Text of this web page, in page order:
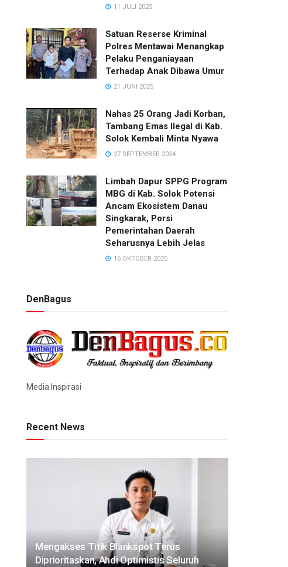
11 JULI 2025
Satuan Reserse Kriminal
Polres Mentawai Menangkap
Pelaku Penganiayaan
Terhadap Anak Dibawa Umur
21 JUNI 2025
Nahas 25 Orang Jadi Korban,
Tambang Emas Ilegal di Kab.
Solok Kembali Minta Nyawa
27 SEPTEMBER 2024
Limbah Dapur SPPG Program
MBG di Kab. Solok Potensi
Ancam Ekosistem Danau
Singkarak, Porsi
Pemerintahan Daerah
Seharusnya Lebih Jelas
16 OKTOBER 2025
DenBagus
Media Inspirasi
Recent News
Mengakses Titik Blankspot Terus
Diprioritaskan, Ahdi Optimistis Seluruh